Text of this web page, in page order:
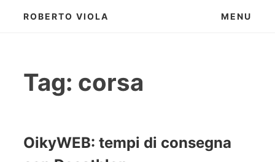
ROBERTO VIOLA MENU
Tag: corsa
OikyWEB: tempi di consegna